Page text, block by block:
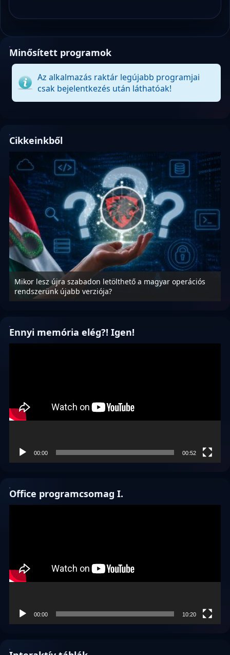
Minősített programok
Az alkalmazás raktár legújabb programjai
csak bejelentkezés után láthatóak!
Cikkeinkből
Mikor lesz újra szabadon letölthető a magyar operációs
rendszerünk újabb verziója?
Ennyi memória elég?! Igen!
00:00 00:52
Office programcsomag I.
00:00 10:20